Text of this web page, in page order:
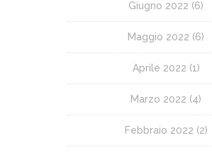
Giugno 2022 (6)
Maggio 2022 (6)
Aprile 2022 (1)
Marzo 2022 (4)
Febbraio 2022 (2)